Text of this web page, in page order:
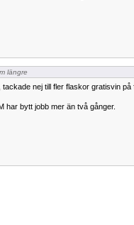
längre
tackade nej till fler flaskor gratisvin på
har bytt jobb mer än två gånger.